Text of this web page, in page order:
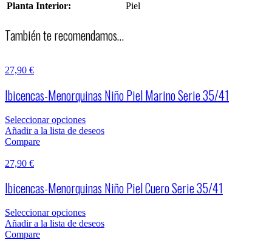
Planta Interior:
Piel
También te recomendamos…
27,90 €
Ibicencas-Menorquinas Niño Piel Marino Serie 35/41
Seleccionar opciones
Añadir a la lista de deseos
Compare
27,90 €
Ibicencas-Menorquinas Niño Piel Cuero Serie 35/41
Seleccionar opciones
Añadir a la lista de deseos
Compare